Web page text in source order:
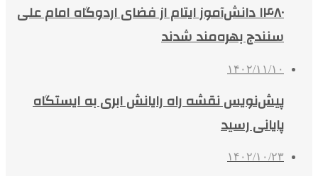
۱۴۸۰ دانش‌آموز ایتام از فضای اردوگاه امام علی
سنندج بهره‌مند شدند
۱۴۰۲/۱۱/۱۰
پیش‌نویس نقشه راه رایانش ابری به ایستگاه
پایانی رسید
۱۴۰۲/۱۰/۲۳